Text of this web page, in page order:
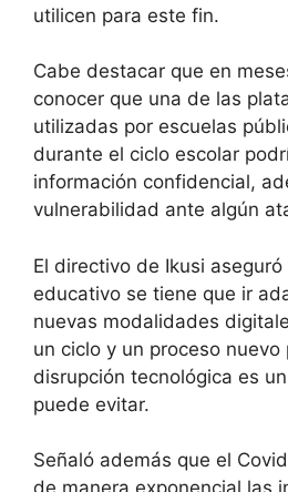
utilicen para este fin.
Cabe destacar que en
conocer que una de las
utilizadas por escuelas
durante el ciclo escolar
información confidencial,
vulnerabilidad ante algún
El directivo de Ikusi
educativo se tiene que ir
nuevas modalidades
un ciclo y un proceso nuevo
disrupción tecnológica es
puede evitar.
Señaló además que el